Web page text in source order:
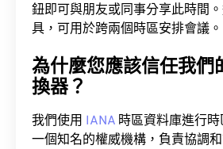
鈕即可與朋友或同事分享此時間
具，可用於跨兩個時區安排會議。
為什麼您應該信任我們
換器？
我們使用 IANA 時區資料庫進行
一個知名的權威機構，負責協調